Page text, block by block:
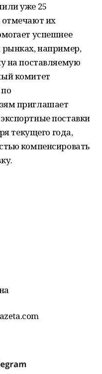
уже 25
их
успешнее
рынках, например,
на поставляемую
комитет
приглашает
поставки
текущего года,
компенсировать